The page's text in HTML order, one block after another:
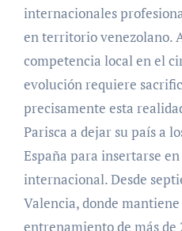
internacionales
en territorio venezolano.
competencia local en el
evolución requiere
precisamente esta
Parisca a dejar su país a
España para insertarse
internacional. Desde
Valencia, donde
entrenamiento de más de